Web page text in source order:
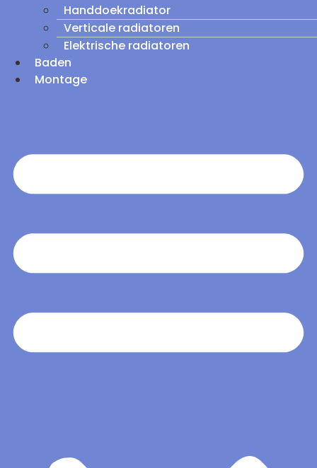
Handdoekradiator
Verticale radiatoren
Elektrische radiatoren
Baden
Montage